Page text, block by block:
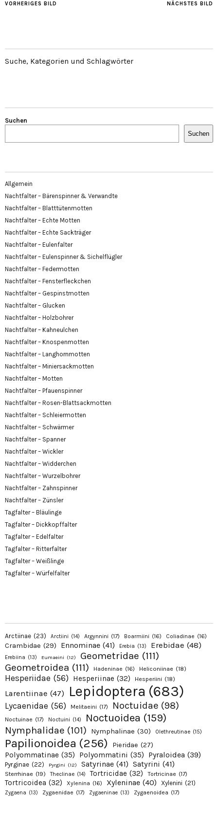
NÄCHSTES BILD
VORHERIGES BILD
Suche, Kategorien und Schlagwörter
Suchen
Suchen
Allgemein
Nachtfalter – Bärenspinner & Verwandte
Nachtfalter – Blatttütenmotten
Nachtfalter – Echte Motten
Nachtfalter – Echte Sackträger
Nachtfalter – Eulenfalter
Nachtfalter – Eulenspinner & Sichelflügler
Nachtfalter – Federmotten
Nachtfalter – Fensterfleckchen
Nachtfalter – Gespinstmotten
Nachtfalter – Glucken
Nachtfalter – Holzbohrer
Nachtfalter – Kahneulchen
Nachtfalter – Knospenmotten
Nachtfalter – Langhornmotten
Nachtfalter – Miniersackmotten
Nachtfalter – Motten
Nachtfalter – Pfauenspinner
Nachtfalter – Rosen-Blattsackmotten
Nachtfalter – Schleiermotten
Nachtfalter – Schwärmer
Nachtfalter – Spanner
Nachtfalter – Wickler
Nachtfalter – Widderchen
Nachtfalter – Wurzelbohrer
Nachtfalter – Zahnspinner
Nachtfalter – Zünsler
Tagfalter – Bläulinge
Tagfalter – Dickkopffalter
Tagfalter – Edelfalter
Tagfalter – Ritterfalter
Tagfalter – Weißlinge
Tagfalter – Würfelfalter
Arctiinae (23) Arctiini (14) Argynnini (17) Boarmiini (16) Coliadinae (16)
Crambidae (29) Ennominae (41) Erebia (13) Erebidae (48)
Erebiina (13) Eumaeini (12) Geometridae (111)
Geometroidea (111) Hadeninae (16) Heliconiinae (18)
Hesperiidae (56) Hesperiinae (32) Hesperiini (18)
Larentiinae (47) Lepidoptera (683)
Lycaenidae (56) Melitaeini (17) Noctuidae (98)
Noctuinae (17) Noctuini (14) Noctuoidea (159)
Nymphalidae (101) Nymphalinae (30) Olethreutinae (15)
Papilionoidea (256) Pieridae (27)
Polyommatinae (35) Polyommatini (35) Pyraloidea (39)
Pyrginae (22) Pyrgini (12) Satyrinae (41) Satyrini (41)
Sterrhinae (19) Theclinae (14) Tortricidae (32) Tortricinae (17)
Tortricoidea (32) Xylenina (16) Xyleninae (40) Xylenini (21)
Zygaena (13) Zygaenidae (17) Zygaeninae (13) Zygaenoidea (17)